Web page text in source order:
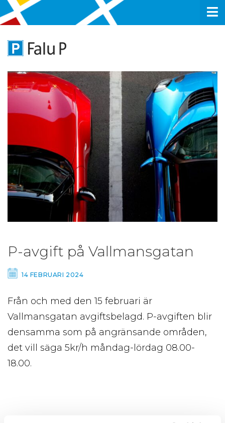
P-avgift på Vallmansgatan
14 FEBRUARI 2024
Från och med den 15 februari är
Vallmansgatan avgiftsbelagd. P-avgiften blir
densamma som på angränsande områden,
det vill säga 5kr/h måndag-lördag 08.00-
18.00.